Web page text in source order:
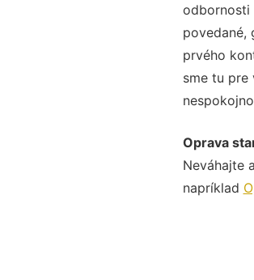
odbornosti
povedané,
prvého
sme tu pre
Oprava
Neváhajte
napríklad